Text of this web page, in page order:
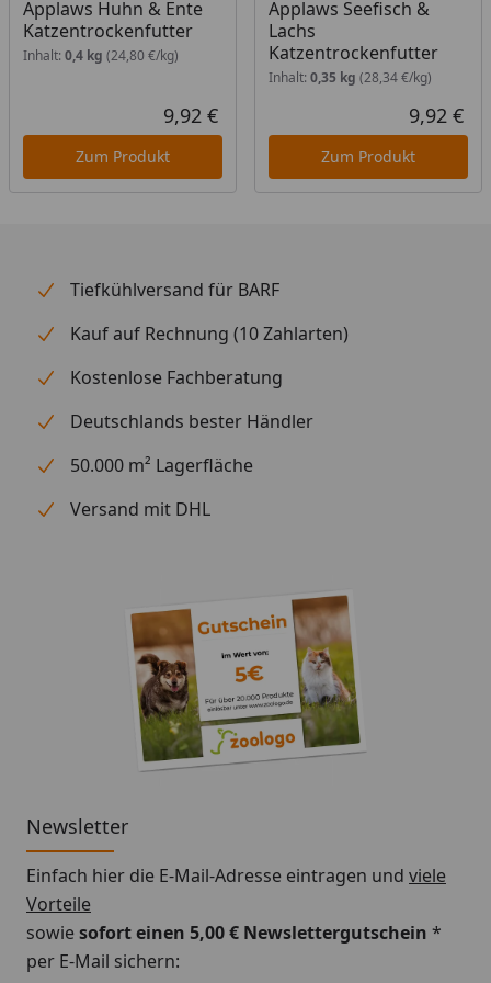
Applaws Huhn & Ente
Katzentrockenfutter
Inhalt: 0,4 kg (24,80 €/kg)
Aktueller Preis
9,92 €
Zum Produkt
Applaws Seefisch &
Lachs
Katzentrockenfutter
Inhalt: 0,35 kg (28,34 €/kg)
9,92 €
Zum Produkt
Tiefkühlversand für BARF
Kauf auf Rechnung (10 Zahlarten)
Kostenlose Fachberatung
Deutschlands bester Händler
50.000 m² Lagerfläche
Versand mit DHL
Newsletter
Einfach hier die E-Mail-Adresse eintragen und viele
Vorteile
sowiesofort einen 5,00 € Newslettergutschein *
per E-Mail sichern: